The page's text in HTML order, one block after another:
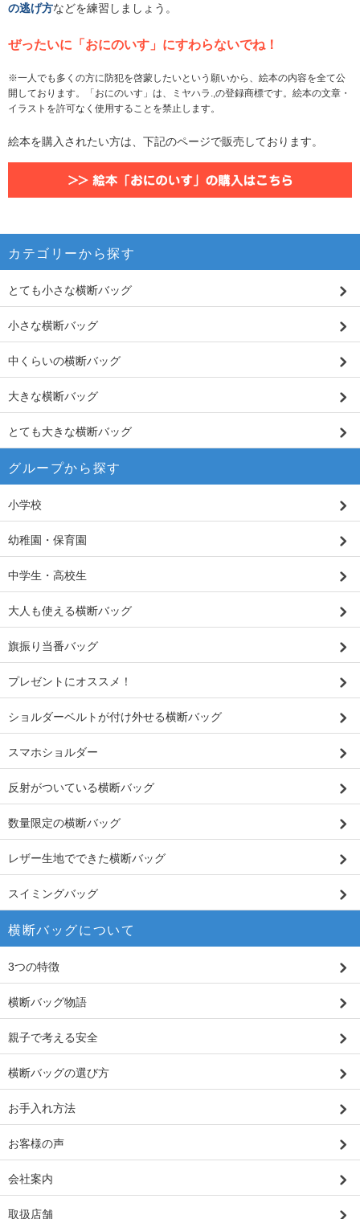
の逃げ方などを練習しましょう。
ぜったいに「おにのいす」にすわらないでね！
※一人でも多くの方に防犯を啓蒙したいという願いから、絵本の内容を全て公
開しております。「おにのいす」は、ミヤハラ.,の登録商標です。絵本の文章・
イラストを許可なく使用することを禁止します。
絵本を購入されたい方は、下記のページで販売しております。
カテゴリーから探す
とても小さな横断バッグ
小さな横断バッグ
中くらいの横断バッグ
大きな横断バッグ
とても大きな横断バッグ
グループから探す
小学校
幼稚園・保育園
中学生・高校生
大人も使える横断バッグ
旗振り当番バッグ
プレゼントにオススメ！
ショルダーベルトが付け外せる横断バッグ
スマホショルダー
反射がついている横断バッグ
数量限定の横断バッグ
レザー生地でできた横断バッグ
スイミングバッグ
横断バッグについて
3つの特徴
横断バッグ物語
親子で考える安全
横断バッグの選び方
お手入れ方法
お客様の声
会社案内
取扱店舗